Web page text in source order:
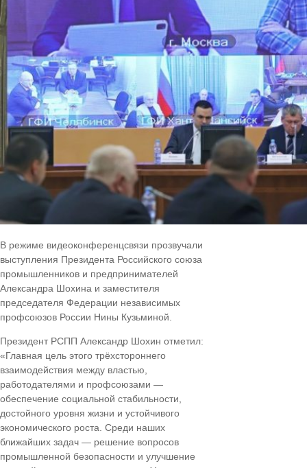
В режиме видеоконференцсвязи прозвучали
выступления Президента Российского союза
промышленников и предпринимателей
Александра Шохина и заместителя
председателя Федерации независимых
профсоюзов России Нины Кузьминой.
Президент РСПП Александр Шохин отметил:
«Главная цель этого трёхстороннего
взаимодействия между властью,
работодателями и профсоюзами —
обеспечение социальной стабильности,
достойного уровня жизни и устойчивого
экономического роста. Среди наших
ближайших задач — решение вопросов
промышленной безопасности и улучшение